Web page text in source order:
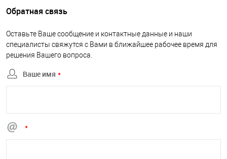
Обратная связь
Оставьте Ваше сообщение и контактные данные и наши
специалисты свяжутся с Вами в ближайшее рабочее время для
решения Вашего вопроса.
Ваше имя *
*